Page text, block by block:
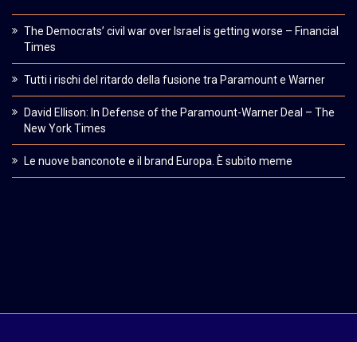
The Democrats’ civil war over Israel is getting worse – Financial
Times
Tutti i rischi del ritardo della fusione tra Paramount e Warner
David Ellison: In Defense of the Paramount-Warner Deal – The
New York Times
Le nuove banconote e il brand Europa. È subito meme